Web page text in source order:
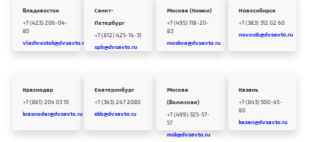
Владивосток
+7 (423) 206-04-
85
vladivostok@dvsavto.ru
Санкт-
Петербург
+7 (812) 425-14-31
spb@dvsavto.ru
Москва (Химки)
+7 (495) 118-20-
83
moskva@dvsavto.ru
Новосибирск
+7 (383) 312 02 60
novosib@dvsavto.ru
Краснодар
+7 (861) 204 03 10
krasnodar@dvsavto.ru
Екатеринбург
+7 (343) 247 2080
ekb@dvsavto.ru
Москва
(Волжская)
+7 (499) 325-57-
57
msk@dvsavto.ru
Казань
+7 (843) 500-45-
80
kazan@dvsavto.ru